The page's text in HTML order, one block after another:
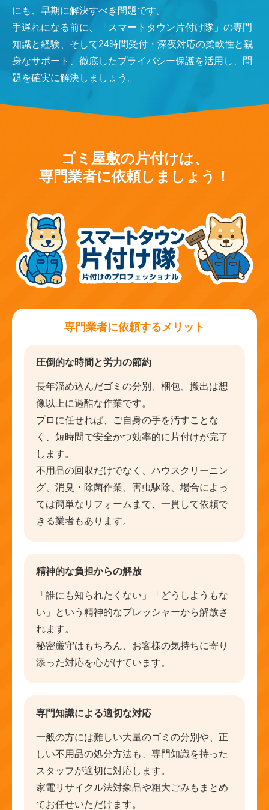
にも、早期に解決すべき問題です。
手遅れになる前に、「スマートタウン片付け隊」の専門
知識と経験、そして24時間受付・深夜対応の柔軟性と親
身なサポート、徹底したプライバシー保護を活用し、問
題を確実に解決しましょう。
ゴミ屋敷の片付けは、
専門業者に依頼しましょう！
専門業者に依頼するメリット
圧倒的な時間と労力の節約
長年溜め込んだゴミの分別、梱包、搬出は想
像以上に過酷な作業です。
プロに任せれば、ご自身の手を汚すことな
く、短時間で安全かつ効率的に片付けが完了
します。
不用品の回収だけでなく、ハウスクリーニン
グ、消臭・除菌作業、害虫駆除、場合によっ
ては簡単なリフォームまで、一貫して依頼で
きる業者もあります。
精神的な負担からの解放
「誰にも知られたくない」「どうしようもな
い」という精神的なプレッシャーから解放さ
れます。
秘密厳守はもちろん、お客様の気持ちに寄り
添った対応を心がけています。
専門知識による適切な対応
一般の方には難しい大量のゴミの分別や、正
しい不用品の処分方法も、専門知識を持った
スタッフが適切に対応します。
家電リサイクル法対象品や粗大ごみもまとめ
てお任せいただけます。